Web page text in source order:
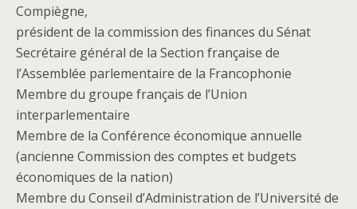
Compiègne,
président de la commission des finances du Sénat
Secrétaire général de la Section française de
l’Assemblée parlementaire de la Francophonie
Membre du groupe français de l’Union
interparlementaire
Membre de la Conférence économique annuelle
(ancienne Commission des comptes et budgets
économiques de la nation)
Membre du Conseil d’Administration de l’Université de